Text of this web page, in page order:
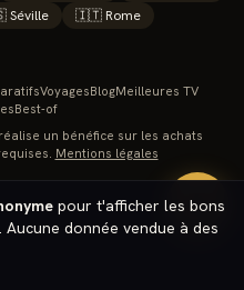
Séville 🇮🇹 Rome
🔥
pour t'afficher les bons
donnée vendue à des
VoyagesBlogMeilleures TV
Best-of
un bénéfice sur les achats
Mentions légales